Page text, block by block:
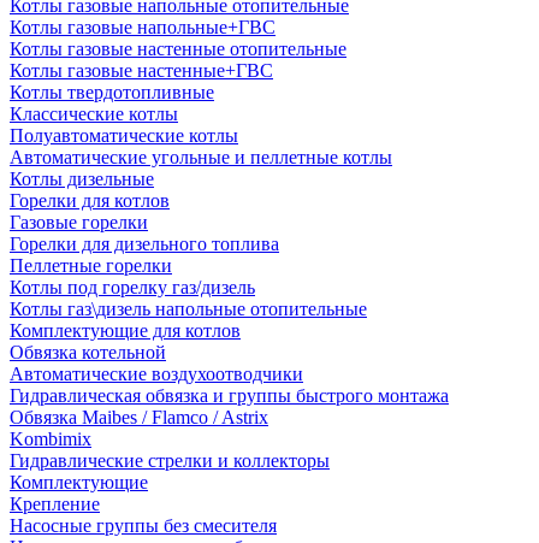
Котлы газовые напольные отопительные
Котлы газовые напольные+ГВС
Котлы газовые настенные отопительные
Котлы газовые настенные+ГВС
Котлы твердотопливные
Классические котлы
Полуавтоматические котлы
Автоматические угольные и пеллетные котлы
Котлы дизельные
Горелки для котлов
Газовые горелки
Горелки для дизельного топлива
Пеллетные горелки
Котлы под горелку газ/дизель
Котлы газ\дизель напольные отопительные
Комплектующие для котлов
Обвязка котельной
Автоматические воздухоотводчики
Гидравлическая обвязка и группы быстрого монтажа
Обвязка Maibes / Flamco / Astrix
Kombimix
Гидравлические стрелки и коллекторы
Комплектующие
Крепление
Насосные группы без смесителя